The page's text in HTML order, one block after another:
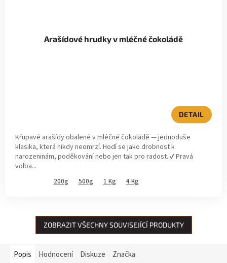
Arašídové hrudky v mléčné čokoládě
DETAIL
Křupavé arašídy obalené v mléčné čokoládě — jednoduše
klasika, která nikdy neomrzí. Hodí se jako drobnost k
narozeninám, poděkování nebo jen tak pro radost. ✔ Pravá
volba...
200g 500g 1 Kg 4 Kg
ZOBRAZIT VŠECHNY SOUVISEJÍCÍ PRODUKTY
Popis Hodnocení Diskuze Značka